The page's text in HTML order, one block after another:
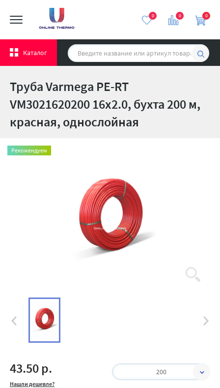
0 0
Каталог
0
Труба Varmega PE-RT
VM3021620200 16x2.0, бухта 200 м,
красная, однослойная
43.50 р.
Нашли дешевле?
200
Рекомендуем